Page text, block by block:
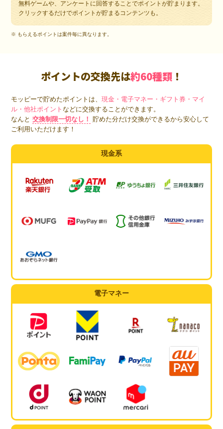
無料ゲームや、アンケートに回答することでポイントが貯まります。
クリックするだけでポイントが貯まるコンテンツも。
※ もらえるポイントは案件毎に異なります。
ポイントの交換先は約60種類 ！
モッピーで貯めたポイントは、現金・電子マネー・ギフト券・マイ
ル・他社ポイントなどに交換することができます。
なんと 交換制限一切なし！
貯めた分だけ交換ができるから安心して
ご利用いただけます！
現金系
電子マネー